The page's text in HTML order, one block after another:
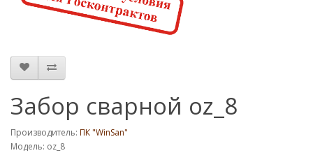
Забор сварной oz_8
Производитель: ПК "WinSan"
Модель: oz_8